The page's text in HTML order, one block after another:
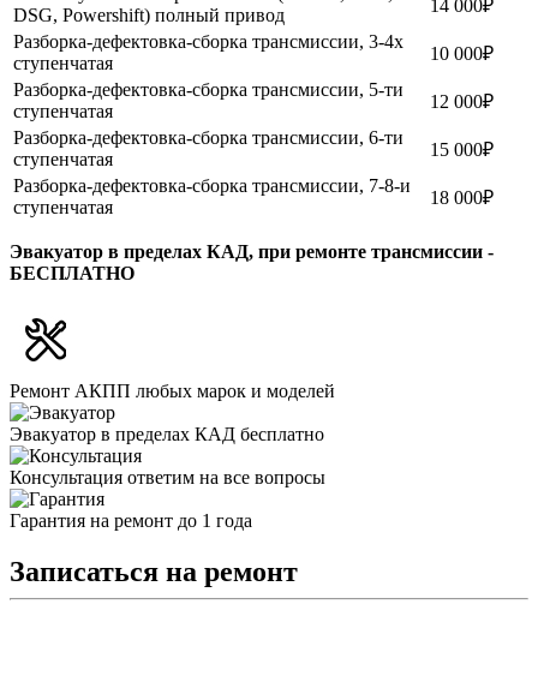
DSG, Powershift) полный привод
14 000₽
Разборка-дефектовка-сборка трансмиссии, 3-4х
ступенчатая
10 000₽
Разборка-дефектовка-сборка трансмиссии, 5-ти
ступенчатая
12 000₽
Разборка-дефектовка-сборка трансмиссии, 6-ти
ступенчатая
15 000₽
Разборка-дефектовка-сборка трансмиссии, 7-8-и
ступенчатая
18 000₽
Эвакуатор в пределах КАД, при ремонте трансмиссии -
БЕСПЛАТНО
Ремонт АКПП любых марок и моделей
Эвакуатор в пределах КАД бесплатно
Консультация ответим на все вопросы
Гарантия на ремонт до 1 года
Записаться на ремонт